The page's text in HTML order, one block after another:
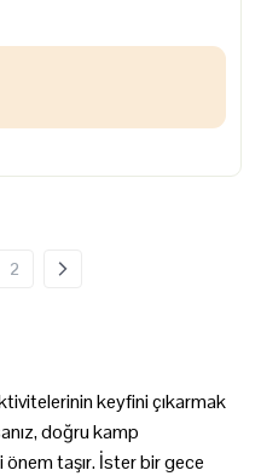
2
keyfini çıkarmak
doğru kamp
taşır. İster bir gece